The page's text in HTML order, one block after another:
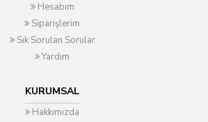
Hesabım
Siparişlerim
Sık Sorulan Sorular
Yardım
KURUMSAL
Hakkımızda